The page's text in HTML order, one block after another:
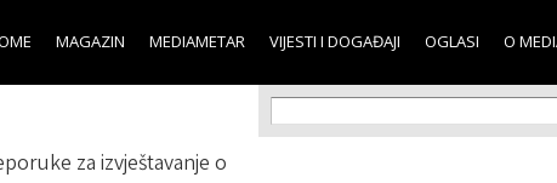
main
content
MAGAZIN MEDIAMETAR VIJESTI I DOGAĐAJI OGLASI O
za izvještavanje o
Search form
Search